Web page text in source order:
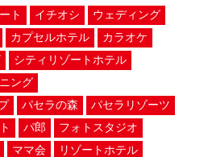
ト イチオシ
ウェディング
カプセルホテル
カラオケ
シティリゾートホテル
ング
パセラの森
パセラリゾーツ
パ郎
フォトスタジオ
ママ会
リゾートホテル